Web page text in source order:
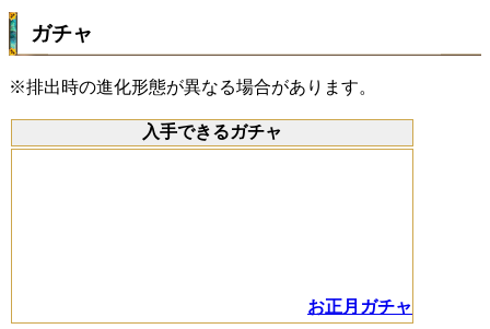
ガチャ
※排出時の進化形態が異なる場合があります。
入手できるガチャ
お正月ガチャ